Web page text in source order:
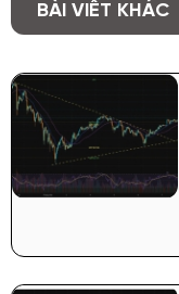
BÀI VIẾT KHÁC